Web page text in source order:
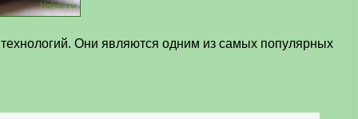
Они являются одним из самых популярных